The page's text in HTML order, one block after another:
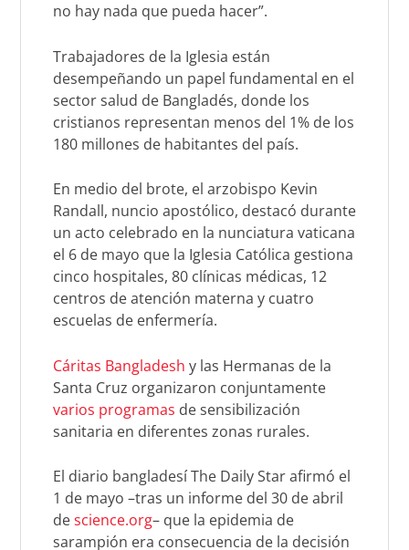
no hay nada que pueda hacer”.
Trabajadores de la Iglesia están
desempeñando un papel fundamental en el
sector salud de Bangladés, donde los
cristianos representan menos del 1% de los
180 millones de habitantes del país.
En medio del brote, el arzobispo Kevin
Randall, nuncio apostólico, destacó durante
un acto celebrado en la nunciatura vaticana
el 6 de mayo que la Iglesia Católica gestiona
cinco hospitales, 80 clínicas médicas, 12
centros de atención materna y cuatro
escuelas de enfermería.
Cáritas Bangladesh y las Hermanas de la
Santa Cruz organizaron conjuntamente
varios programas de sensibilización
sanitaria en diferentes zonas rurales.
El diario bangladesí The Daily Star afirmó el
1 de mayo –tras un informe del 30 de abril
descience.org– que la epidemia de
sarampión era consecuencia de la decisión